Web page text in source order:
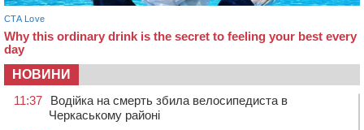
НОВИНИ
11:37
Водійка на смерть збила велосипедиста в
Черкаському районі